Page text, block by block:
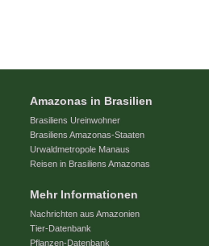
Amazonas in Brasilien
Brasiliens Ureinwohner
Brasiliens Amazonas-Staaten
Urwaldmetropole Manaus
Reisen in Brasiliens Amazonas
Mehr Informationen
Nachrichten aus Amazonien
Tier-Datenbank
Pflanzen-Datenbank